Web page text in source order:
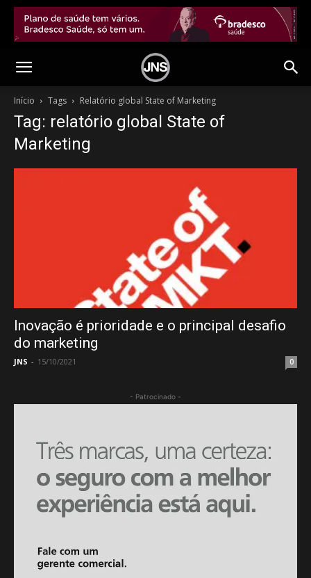
Início Tags Relatório global State of Marketing
Tag: relatório global State of
Marketing
Inovação é prioridade e o principal desafio
do marketing
JNS - 15/10/2021 0
- Patrocinado -